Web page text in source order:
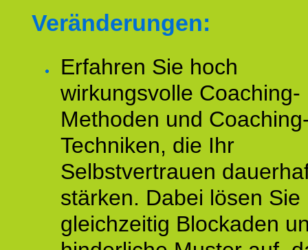
Veränderungen:
Erfahren Sie hoch
wirkungsvolle Coaching-
Methoden und
Techniken, die Ihr
Selbstvertrauen
stärken. Dabei lösen Sie
gleichzeitig Blockaden